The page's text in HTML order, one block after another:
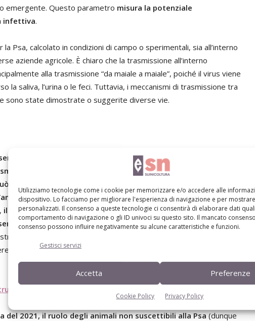
Utilizziamo tecnologie come i cookie per memorizzare e/o accedere alle
dispositivo. Lo facciamo per migliorare l'esperienza di navigazione e per
personalizzati. Il consenso a queste tecnologie ci consentirà di elaborare dati
comportamento di navigazione o gli ID univoci su questo sito. Il mancato
consenso possono influire negativamente su alcune caratteristiche e funzioni.
Gestisci servizi
Accetta Preferenze
Cookie Policy Privacy Policy
emergente. Questo parametro misura la potenziale
infettiva.
Psa, calcolato in condizioni di campo o sperimentali, sia all’interno
aziende agricole. È chiaro che la trasmissione all’interno
alla trasmissione “da maiale a maiale”, poiché il virus viene
la saliva, l’urina o le feci. Tuttavia, i meccanismi di trasmissione tra
sono state dimostrate o suggerite diverse vie.
ancora lacune di studio
potenzialmente rilevanti per la
“da fomite a maiale”
. Esistono molti studi che hanno
persistere
. Essendo che il viruspuò sopravvivere e rimanere
, il ruolo dei fomiti(ovvero degli oggetti inanimati che si
rilevante nel contesto di allevamento e in quello
di lavoro, l’abbigliamento, le calzature ed i veicoli, che
delle attenzioni imprescindibili in un buon piano di biosicurezza
a rischio di contaminazione
del 2021, il ruolo degli animali non suscettibili alla Psa(dunque